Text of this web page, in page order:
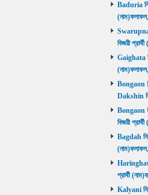
Baduria
বিজয়ী
Gaighata
Bongaon
Dakshin
Bongaon
বিজয়ী
Bagdah
Haringhata
প্রার্থী
Kalyani